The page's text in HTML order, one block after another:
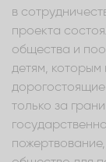
в
проекта
общества и
детям,
только за